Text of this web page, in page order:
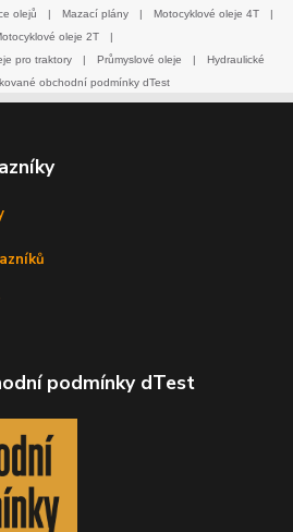
olejů Mazací plány Motocyklové oleje 4T
oleje 2T
pro traktory Průmyslové oleje
Hydraulické
obchodní podmínky dTest
podmínky dTest